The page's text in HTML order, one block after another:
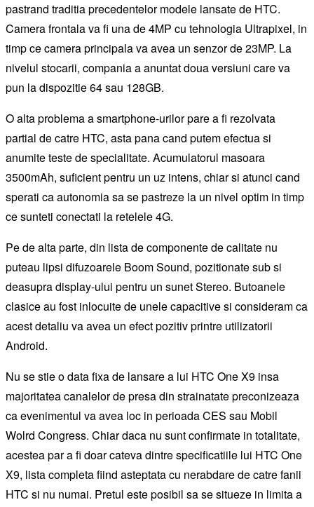
pastrand traditia precedentelor modele lansate de HTC.
Camera frontala va fi una de 4MP cu tehnologia Ultrapixel, in
timp ce camera principala va avea un senzor de 23MP. La
nivelul stocarii, compania a anuntat doua versiuni care va
pun la dispozitie 64 sau 128GB.
O alta problema a smartphone-urilor pare a fi rezolvata
partial de catre HTC, asta pana cand putem efectua si
anumite teste de specialitate. Acumulatorul masoara
3500mAh, suficient pentru un uz intens, chiar si atunci cand
sperati ca autonomia sa se pastreze la un nivel optim in timp
ce sunteti conectati la retelele 4G.
Pe de alta parte, din lista de componente de calitate nu
puteau lipsi difuzoarele Boom Sound, pozitionate sub si
deasupra display-ului pentru un sunet Stereo. Butoanele
clasice au fost inlocuite de unele capacitive si consideram ca
acest detaliu va avea un efect pozitiv printre utilizatorii
Android.
Nu se stie o data fixa de lansare a lui HTC One X9 insa
majoritatea canalelor de presa din strainatate preconizeaza
ca evenimentul va avea loc in perioada CES sau Mobil
Wolrd Congress. Chiar daca nu sunt confirmate in totalitate,
acestea par a fi doar cateva dintre specificatiile lui HTC One
X9, lista completa fiind asteptata cu nerabdare de catre fanii
HTC si nu numai. Pretul este posibil sa se situeze in limita a